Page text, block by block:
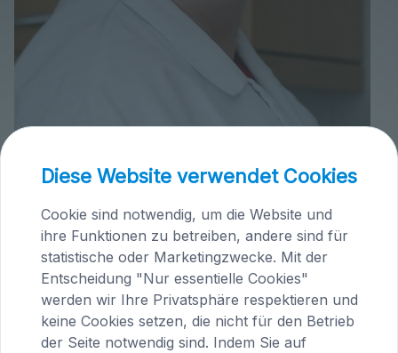
DSC_0010.JPG
image/jpeg 1296x1936
624.8 KB
Herunterladen
Bild in voller Größe anzeigen…
Diese Website verwendet Cookies
Cookie sind notwendig, um die Website und
ihre Funktionen zu betreiben, andere sind für
statistische oder Marketingzwecke. Mit der
Entscheidung "Nur essentielle Cookies"
werden wir Ihre Privatsphäre respektieren und
keine Cookies setzen, die nicht für den Betrieb
der Seite notwendig sind. Indem Sie auf